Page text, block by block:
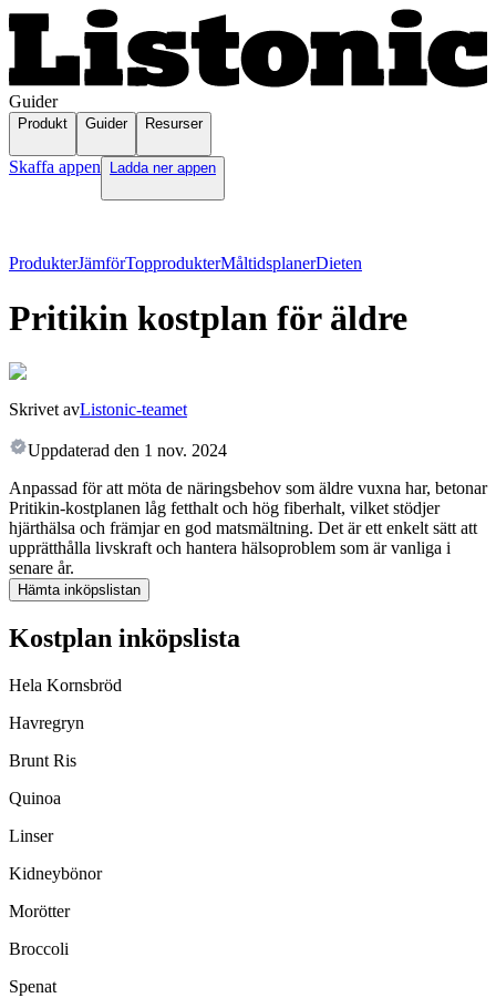
Guider
Produkt Guider Resurser
Skaffa appen Ladda ner appen
ProdukterJämförTopprodukterMåltidsplanerDieten
Pritikin kostplan för äldre
Skrivet avListonic-teamet
Uppdaterad den 1 nov. 2024
Anpassad för att möta de näringsbehov som äldre vuxna har, betonar
Pritikin-kostplanen låg fetthalt och hög fiberhalt, vilket stödjer
hjärthälsa och främjar en god matsmältning. Det är ett enkelt sätt att
upprätthålla livskraft och hantera hälsoproblem som är vanliga i
senare år.
Hämta inköpslistan
Kostplan inköpslista
Hela Kornsbröd
Havregryn
Brunt Ris
Quinoa
Linser
Kidneybönor
Morötter
Broccoli
Spenat